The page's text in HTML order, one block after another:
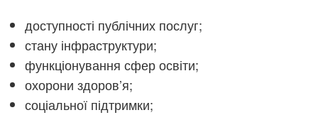
доступності публічних послуг;
стану інфраструктури;
функціонування сфер освіти;
охорони здоров’я;
соціальної підтримки;